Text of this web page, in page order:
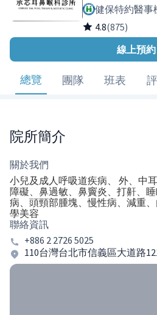
我是醫療
健保特約醫事
4.8(875)
線上預約
總覽 團隊 班表
院所簡介
關於我們
小兒及成人呼吸道疾病、 外、中
障礙、鼻過敏、鼻竇炎、打鼾、
病、頭頸部腫塊、慢性病、減重
學美容
聯絡資訊
+886 2 2726 5025
110台灣台北市信義區大道路